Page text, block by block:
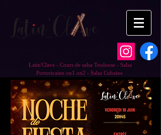
Latin'Clave - Cours de salsa Toulouse - Salsa
Portoricaine on1 on2 - Salsa Cubaine
Log In